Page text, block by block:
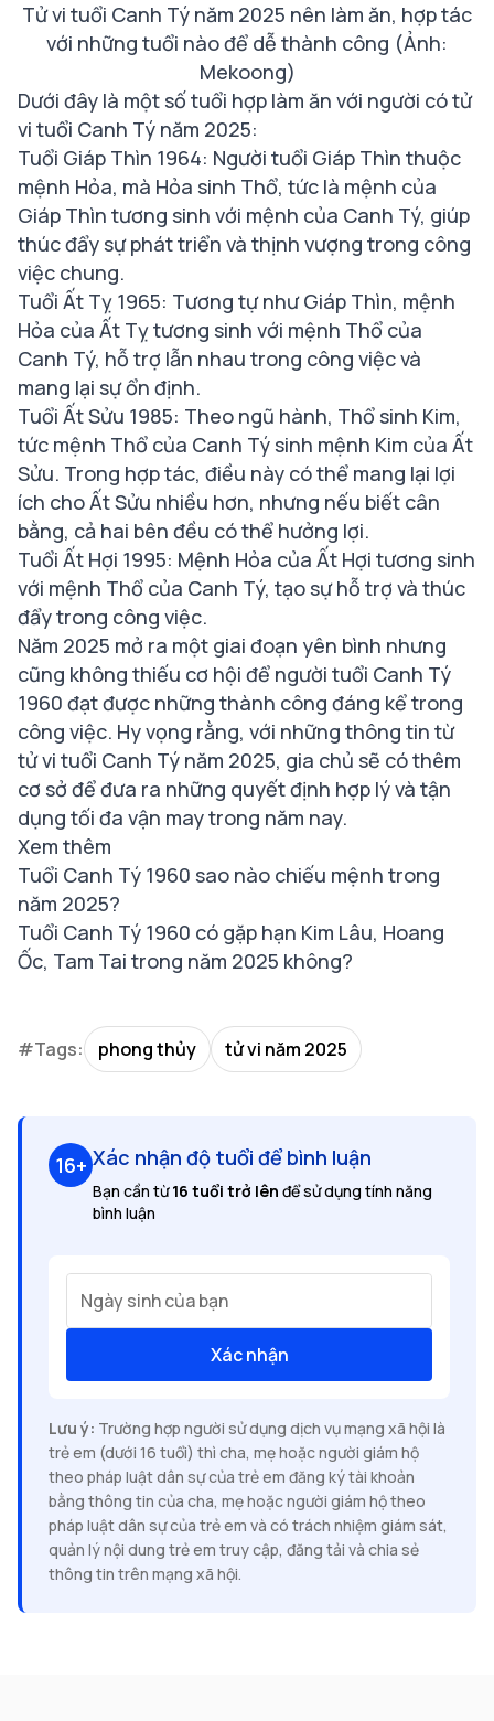
Tử vi tuổi Canh Tý năm 2025 nên làm ăn, hợp tác
với những tuổi nào để dễ thành công (Ảnh:
Mekoong)
Dưới đây là một số tuổi hợp làm ăn với người có tử
vi tuổi Canh Tý năm 2025:
Tuổi Giáp Thìn 1964: Người tuổi Giáp Thìn thuộc
mệnh Hỏa, mà Hỏa sinh Thổ, tức là mệnh của
Giáp Thìn tương sinh với mệnh của Canh Tý, giúp
thúc đẩy sự phát triển và thịnh vượng trong công
việc chung.
Tuổi Ất Tỵ 1965: Tương tự như Giáp Thìn, mệnh
Hỏa của Ất Tỵ tương sinh với mệnh Thổ của
Canh Tý, hỗ trợ lẫn nhau trong công việc và
mang lại sự ổn định.
Tuổi Ất Sửu 1985: Theo ngũ hành, Thổ sinh Kim,
tức mệnh Thổ của Canh Tý sinh mệnh Kim của Ất
Sửu. Trong hợp tác, điều này có thể mang lại lợi
ích cho Ất Sửu nhiều hơn, nhưng nếu biết cân
bằng, cả hai bên đều có thể hưởng lợi.
Tuổi Ất Hợi 1995: Mệnh Hỏa của Ất Hợi tương sinh
với mệnh Thổ của Canh Tý, tạo sự hỗ trợ và thúc
đẩy trong công việc.
Năm 2025 mở ra một giai đoạn yên bình nhưng
cũng không thiếu cơ hội để người tuổi Canh Tý
1960 đạt được những thành công đáng kể trong
công việc. Hy vọng rằng, với những thông tin từ
tử vi tuổi Canh Tý năm 2025, gia chủ sẽ có thêm
cơ sở để đưa ra những quyết định hợp lý và tận
dụng tối đa vận may trong năm nay.
Xem thêm
Tuổi Canh Tý 1960 sao nào chiếu mệnh trong
năm 2025?
Tuổi Canh Tý 1960 có gặp hạn Kim Lâu, Hoang
Ốc, Tam Tai trong năm 2025 không?
#Tags: phong thủy tử vi năm 2025
16+ Xác nhận độ tuổi để bình luận
Bạn cần từ16 tuổi trở lên để sử dụng tính năng
bình luận
Ngày sinh của bạn
Xác nhận
Lưu ý: Trường hợp người sử dụng dịch vụ mạng xã hội là
trẻ em (dưới 16 tuổi) thì cha, mẹ hoặc người giám hộ
theo pháp luật dân sự của trẻ em đăng ký tài khoản
bằng thông tin của cha, mẹ hoặc người giám hộ theo
pháp luật dân sự của trẻ em và có trách nhiệm giám sát,
quản lý nội dung trẻ em truy cập, đăng tải và chia sẻ
thông tin trên mạng xã hội.